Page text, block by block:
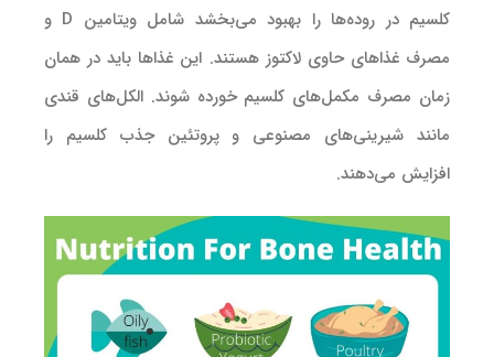
کلسیم در روده‌ها را بهبود می‌بخشد شامل ویتامین D و
مصرف غذاهای حاوی لاکتوز هستند. این غذاها باید در همان
زمان مصرف مکمل‌های کلسیم خورده شوند. الکل‌های قندی
مانند شیرینی‌های مصنوعی و پروتئین جذب کلسیم را
افزایش می‌دهند.